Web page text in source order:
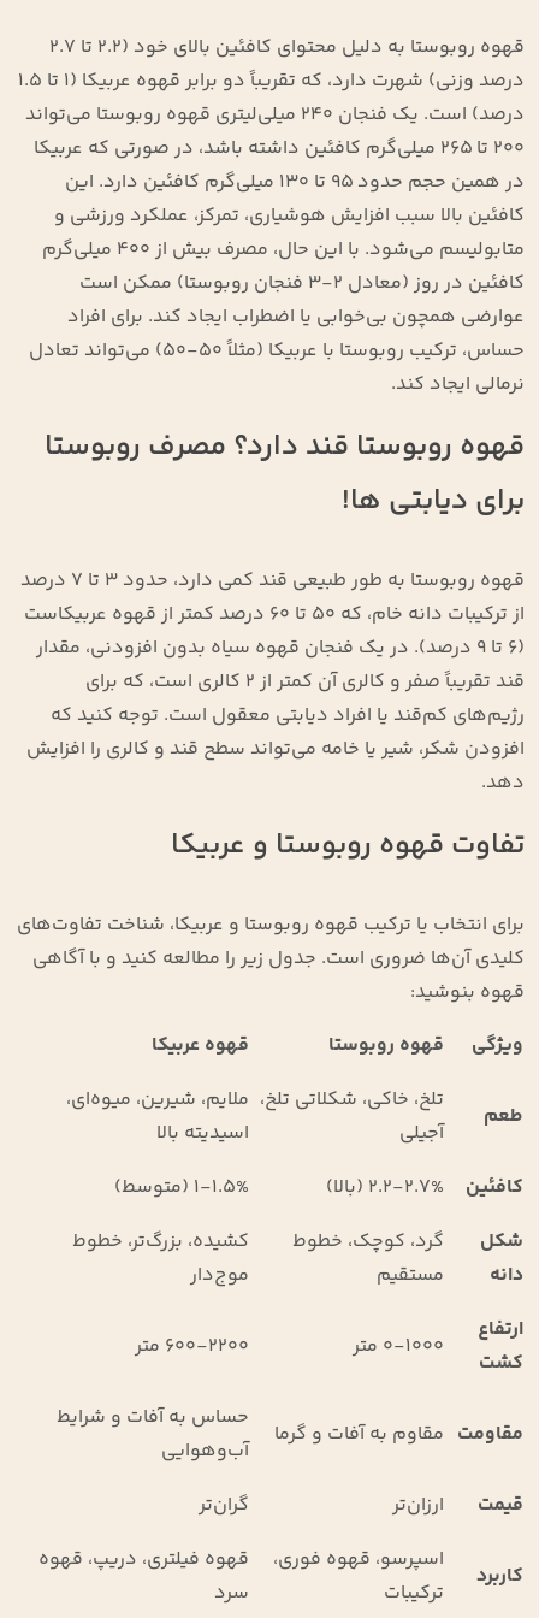
قهوه روبوستا به دلیل محتوای کافئین بالای خود (۲.۲ تا ۲.۷
درصد وزنی) شهرت دارد، که تقریباً دو برابر قهوه عربیکا (۱ تا ۱.۵
درصد) است. یک فنجان ۲۴۰ میلی‌لیتری قهوه روبوستا می‌تواند
۲۰۰ تا ۲۶۵ میلی‌گرم کافئین داشته باشد، در صورتی که عربیکا
در همین حجم حدود ۹۵ تا ۱۳۰ میلی‌گرم کافئین دارد. این
کافئین بالا سبب افزایش هوشیاری، تمرکز، عملکرد ورزشی و
متابولیسم می‌شود. با این حال، مصرف بیش از ۴۰۰ میلی‌گرم
کافئین در روز (معادل ۲-۳ فنجان روبوستا) ممکن است
عوارضی همچون بی‌خوابی یا اضطراب ایجاد کند. برای افراد
حساس، ترکیب روبوستا با عربیکا (مثلاً ۵۰-۵۰) می‌تواند تعادل
نرمالی ایجاد کند.
قهوه روبوستا قند دارد؟ مصرف روبوستا
برای دیابتی ها!
قهوه روبوستا به طور طبیعی قند کمی دارد، حدود ۳ تا ۷ درصد
از ترکیبات دانه خام، که ۵۰ تا ۶۰ درصد کمتر از قهوه عربیکاست
(۶ تا ۹ درصد). در یک فنجان قهوه سیاه بدون افزودنی، مقدار
قند تقریباً صفر و کالری آن کمتر از ۲ کالری است، که برای
رژیم‌های کم‌قند یا افراد دیابتی معقول است. توجه کنید که
افزودن شکر، شیر یا خامه می‌تواند سطح قند و کالری را افزایش
دهد.
تفاوت قهوه روبوستا و عربیکا
برای انتخاب یا ترکیب قهوه روبوستا و عربیکا، شناخت تفاوت‌های
کلیدی آن‌ها ضروری است. جدول زیر را مطالعه کنید و با آگاهی
قهوه بنوشید:
ویژگی
قهوه روبوستا قهوه عربیکا
طعم
تلخ، خاکی، شکلاتی تلخ،
آجیلی
ملایم، شیرین، میوه‌ای،
اسیدیته بالا
کافئین
۲.۲-۲.۷% (بالا)
۱-۱.۵% (متوسط)
شکل
دانه
گرد، کوچک، خطوط
مستقیم
کشیده، بزرگ‌تر، خطوط
موج‌دار
ارتفاع
کشت
۰-۱۰۰۰ متر ۶۰۰-۲۲۰۰ متر
مقاومت مقاوم به آفات و گرما
حساس به آفات و شرایط
آب‌وهوایی
قیمت
ارزان‌تر گران‌تر
کاربرد
اسپرسو، قهوه فوری،
ترکیبات
قهوه فیلتری، دریپ، قهوه
سرد